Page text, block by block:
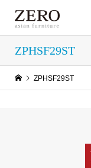
ZPHSF29ST
ZPHSF29ST